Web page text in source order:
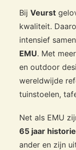
Bij Veurst
kwaliteit.
intensief
EMU. Met
en outdoor
wereldwijde
tuinstoelen,
Net als EMU
65 jaar historie
ander en zijn